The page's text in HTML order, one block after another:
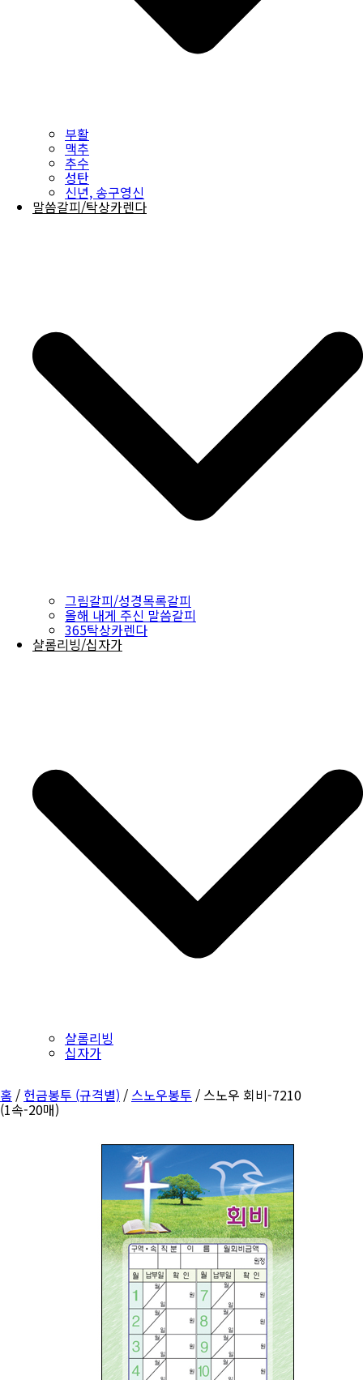
부활
맥추
추수
성탄
신년, 송구영신
말씀갈피/탁상카렌다
그림갈피/성경목록갈피
올해 내게 주신 말씀갈피
365탁상카렌다
샬롬리빙/십자가
샬롬리빙
십자가
홈 / 헌금봉투 (규격별) /스노우봉투 / 스노우 회비-7210
(1속-20매)